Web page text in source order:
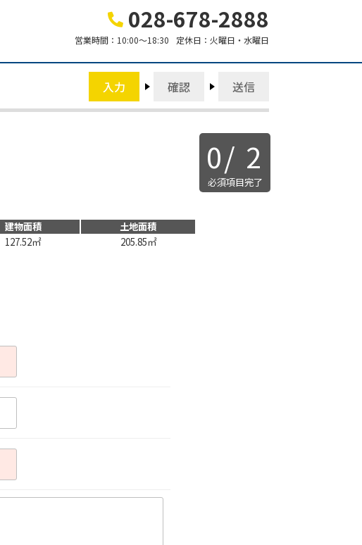
028-678-2888
営業時間： 10:00～18:30 定休日： 火曜日・水曜日
0/ 2
必須項目完了
入力 確認 送信
建物面積
土地面積
127.52㎡ 205.85㎡